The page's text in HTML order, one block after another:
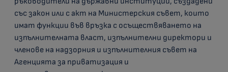
със закон или с акт на Министерския съвет, които
имат функции във връзка с осъществяването на
изпълнителната власт, изпълнителни директори и
членове на надзорния и изпълнителния съвет на
Агенцията за приватизация и